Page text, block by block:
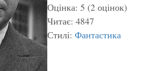
Оцінка: 5 (2 оцінок)
Читає: 4847
Стилі: Фантастика